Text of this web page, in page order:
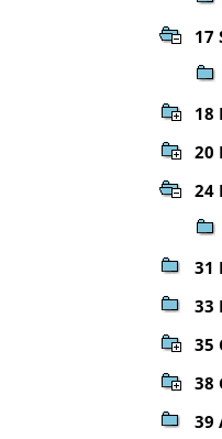
17
18
20
24
31
33
35
38
39